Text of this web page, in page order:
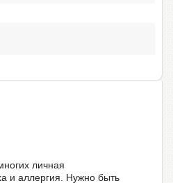
личная
и аллергия. Нужно быть